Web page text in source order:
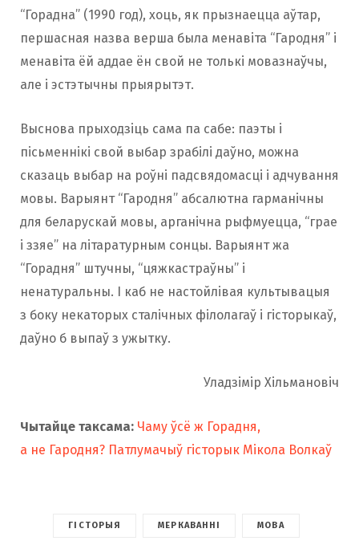
“Горадна” (1990 год), хоць, як прызнаецца аўтар,
першасная назва верша была менавіта “Гародня” і
менавіта ёй аддае ён свой не толькі мовазнаўчы,
але і эстэтычны прыярытэт.
Выснова прыходзіць сама па сабе: паэты і
пісьменнікі свой выбар зрабілі даўно, можна
сказаць выбар на роўні падсвядомасці і адчування
мовы. Варыянт “Гародня” абсалютна гарманічны
для беларускай мовы, арганічна рыфмуецца, “грае
і ззяе” на літаратурным сонцы. Варыянт жа
“Горадня” штучны, “цяжкастраўны” і
ненатуральны. І каб не настойлівая культывацыя
з боку некаторых сталічных філолагаў і гісторыкаў,
даўно б выпаў з ужытку.
Уладзімір Хільмановіч
Чытайце таксама: Чаму ўсё ж Горадня,
а не Гародня? Патлумачыў гісторык Мікола Волкаў
ГІСТОРЫЯ МЕРКАВАННІ МОВА